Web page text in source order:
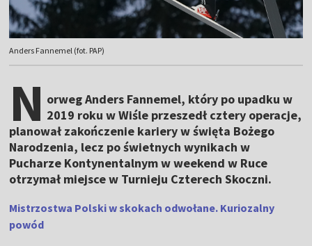
Anders Fannemel (fot. PAP)
N orweg Anders Fannemel, który po upadku w
2019 roku w Wiśle przeszedł cztery operacje,
planował zakończenie kariery w święta Bożego
Narodzenia, lecz po świetnych wynikach w
Pucharze Kontynentalnym w weekend w Ruce
otrzymał miejsce w Turnieju Czterech Skoczni.
Mistrzostwa Polski w skokach odwołane. Kuriozalny
powód